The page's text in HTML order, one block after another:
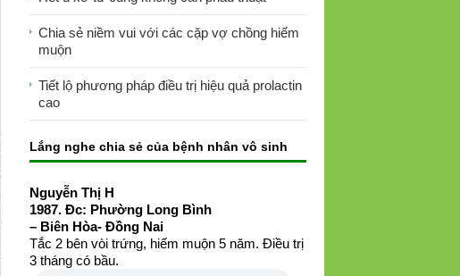
Chia sẻ niềm vui với các cặp vợ chồng hiếm
muộn
Tiết lộ phương pháp điều trị hiệu quả prolactin
cao
Lắng nghe chia sẻ của bệnh nhân vô sinh
Nguyễn Thị H
1987. Đc: Phường Long Bình
– Biên Hòa- Đồng Nai
Tắc 2 bên vòi trứng, hiếm muộn 5 năm. Điều trị
3 tháng có bầu.